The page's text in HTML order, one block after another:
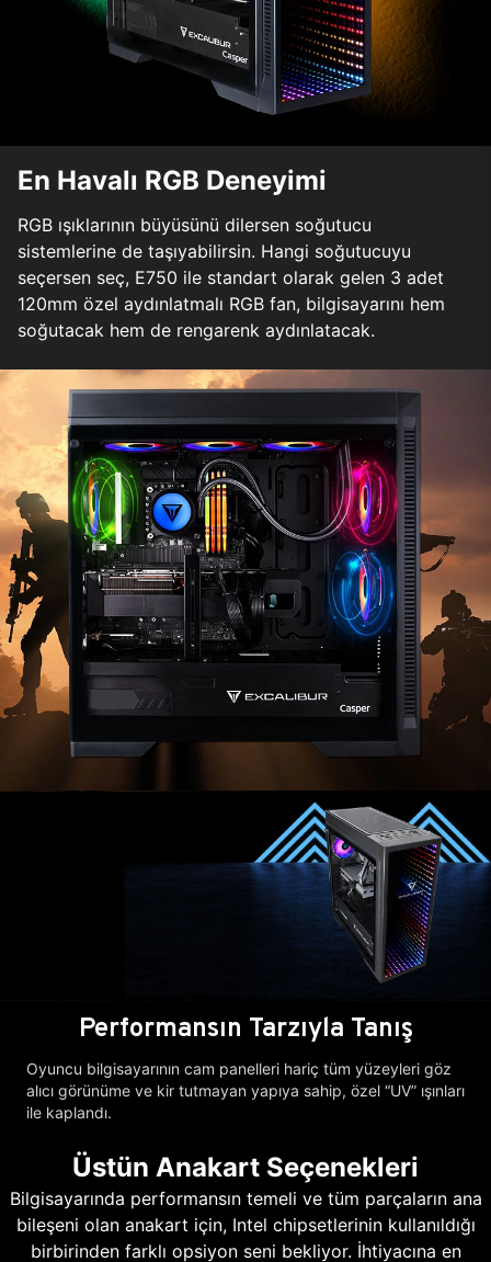
En Havalı RGB Deneyimi
RGB ışıklarının büyüsünü dilersen soğutucu
sistemlerine de taşıyabilirsin. Hangi soğutucuyu
seçersen seç, E750 ile standart olarak gelen 3 adet
120mm özel aydınlatmalı RGB fan, bilgisayarını hem
soğutacak hem de rengarenk aydınlatacak.
Performansın Tarzıyla Tanış
Oyuncu bilgisayarının cam panelleri hariç tüm yüzeyleri göz
alıcı görünüme ve kir tutmayan yapıya sahip, özel “UV” ışınları
ile kaplandı.
Üstün Anakart Seçenekleri
Bilgisayarında performansın temeli ve tüm parçaların ana
bileşeni olan anakart için, Intel chipsetlerinin kullanıldığı
birbirinden farklı opsiyon seni bekliyor. İhtiyacına en